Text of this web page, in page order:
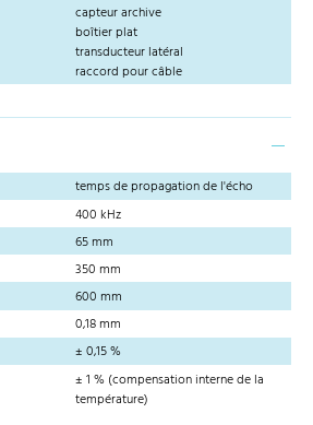
capteur archive
boîtier plat
transducteur latéral
raccord pour câble
temps de propagation de l'écho
400 kHz
65 mm
350 mm
600 mm
0,18 mm
± 0,15 %
± 1 % (compensation interne de la
température)